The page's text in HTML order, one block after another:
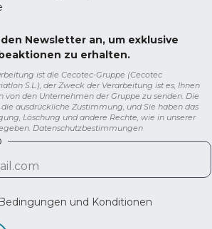
Newsletter an, um exklusive
zu erhalten.
ist die Cecotec-Gruppe (Cecotec
S.L.), der Zweck der Verarbeitung ist es, Ihnen
den Unternehmen der Gruppe zu senden. Die
ausdrückliche Zustimmung, und Sie haben das
Löschung und andere Rechte, wie in unserer
Datenschutzbestimmungen
Bedingungen und Konditionen